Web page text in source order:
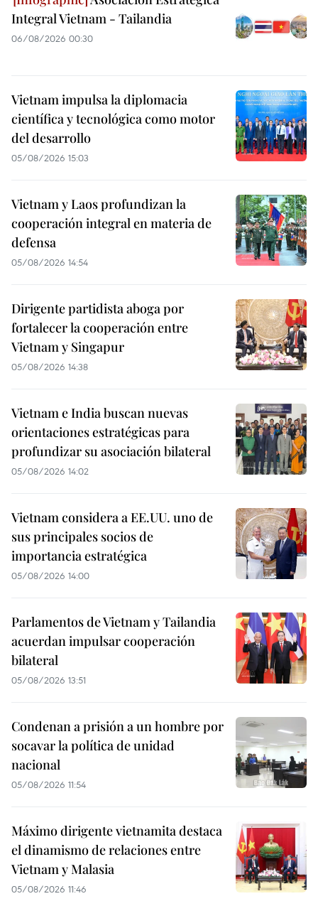
Integral Vietnam - Tailandia
06/08/2026 00:30
Vietnam impulsa la diplomacia
científica y tecnológica como motor
del desarrollo
05/08/2026 15:03
Vietnam y Laos profundizan la
cooperación integral en materia de
defensa
05/08/2026 14:54
Dirigente partidista aboga por
fortalecer la cooperación entre
Vietnam y Singapur
05/08/2026 14:38
Vietnam e India buscan nuevas
orientaciones estratégicas para
profundizar su asociación bilateral
05/08/2026 14:02
Vietnam considera a EE.UU. uno de
sus principales socios de
importancia estratégica
05/08/2026 14:00
Parlamentos de Vietnam y Tailandia
acuerdan impulsar cooperación
bilateral
05/08/2026 13:51
Condenan a prisión a un hombre por
socavar la política de unidad
nacional
05/08/2026 11:54
Máximo dirigente vietnamita destaca
el dinamismo de relaciones entre
Vietnam y Malasia
05/08/2026 11:46